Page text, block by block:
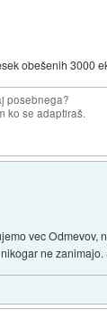
obešenih 3000
posebnega?
ko se adaptiraš.
vec
ne